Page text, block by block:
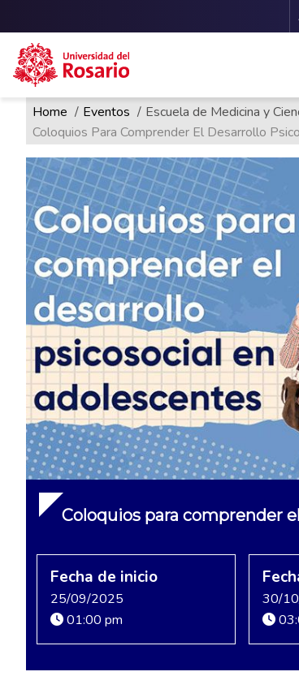
Pasar al contenido principal
Ruta de
Home Eventos
Escuela de Medicina y
Coloquios Para Comprender El Desarrollo
Coloquios para comprender
Fecha de inicio
25/09/2025
01:00 pm
30/